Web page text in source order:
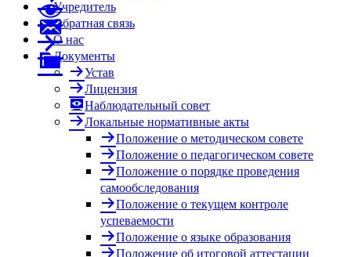
Учредитель
Обратная связь
О нас
Документы
Устав
Лицензия
Наблюдательный совет
Локальные нормативные акты
Положение о методическом совете
Положение о педагогическом совете
Положение о порядке проведения
самообследования
Положение о текущем контроле
успеваемости
Положение о языке образования
Положение об итоговой аттестации